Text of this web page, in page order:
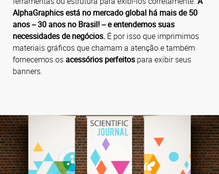
AlphaGraphics está no mercado global há mais de 50
anos -- 30 anos no Brasil! -- e entendemos suas
necessidades de negócios. É por isso que imprimimos
materiais gráficos que chamam a atenção e também
fornecemos osacessórios perfeitos para exibir seus
banners.